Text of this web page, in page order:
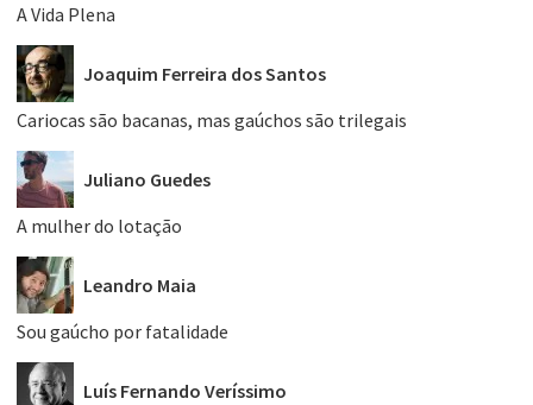
A Vida Plena
Joaquim Ferreira dos Santos
Cariocas são bacanas, mas gaúchos são trilegais
Juliano Guedes
A mulher do lotação
Leandro Maia
Sou gaúcho por fatalidade
Luís Fernando Veríssimo